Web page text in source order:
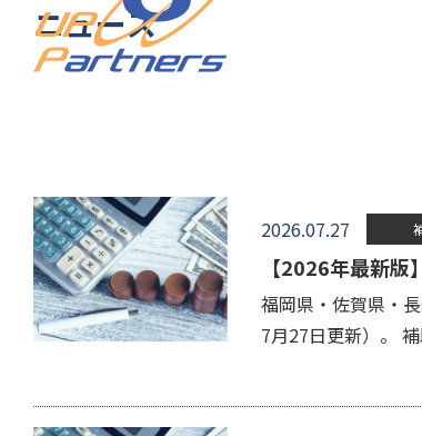
ニュース
2026.07.27
【2026年最新
福岡県・佐賀県・
7月27日更新）。